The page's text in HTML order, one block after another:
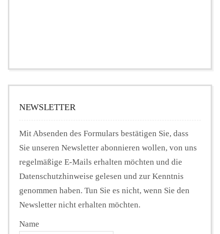
NEWSLETTER
Mit Absenden des Formulars bestätigen Sie, dass
Sie unseren Newsletter abonnieren wollen, von uns
regelmäßige E-Mails erhalten möchten und die
Datenschutzhinweise gelesen und zur Kenntnis
genommen haben. Tun Sie es nicht, wenn Sie den
Newsletter nicht erhalten möchten.
Name